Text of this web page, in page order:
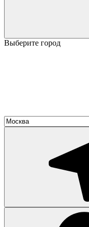
Выберите город